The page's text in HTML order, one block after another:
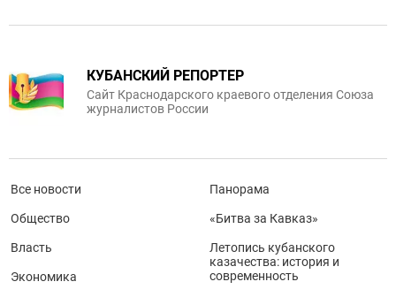
КУБАНСКИЙ РЕПОРТЕР
Сайт Краснодарского краевого отделения Союза
журналистов России
Все новости
Общество
Власть
Экономика
Панорама
«Битва за Кавказ»
Летопись кубанского
казачества: история и
современность